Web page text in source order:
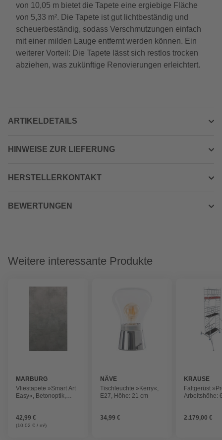
von 10,05 m bietet die Tapete eine ergiebige Fläche
von 5,33 m². Die Tapete ist gut lichtbeständig und
scheuerbeständig, sodass Verschmutzungen einfach
mit einer milden Lauge entfernt werden können. Ein
weiterer Vorteil: Die Tapete lässt sich restlos trocken
abziehen, was zukünftige Renovierungen erleichtert.
ARTIKELDETAILS
HINWEISE ZUR LIEFERUNG
HERSTELLERKONTAKT
BEWERTUNGEN
Weitere interessante Produkte
MARBURG
Vliestapete »Smart Art
Easy«, Betonoptik,
42,99 €
(10,02 € / m²)
NÄVE
Tischleuchte »Kerry«,
E27, Höhe: 21 cm
34,99 €
KRAUSE
Faltgerüst
Arbeitshöhe:
2.179,00 €